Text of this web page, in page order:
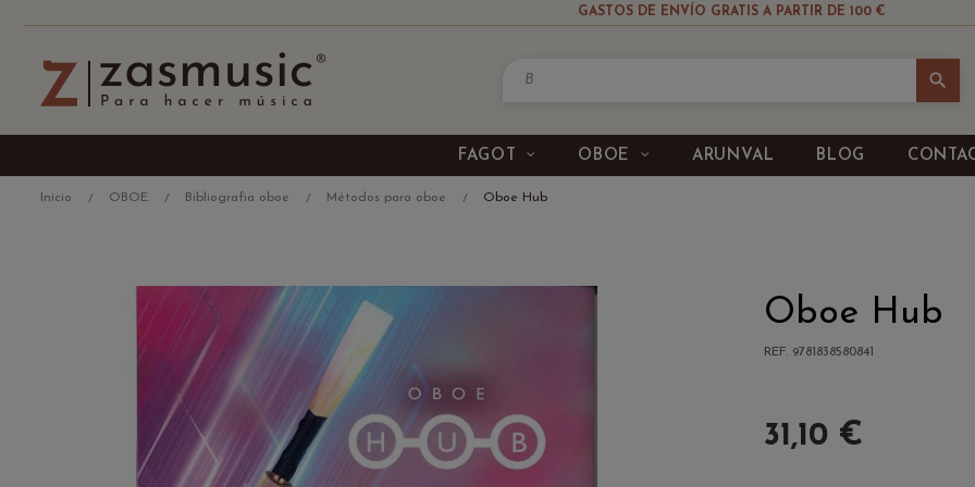
GASTOS DE ENVÍO GRATIS A PARTIR DE 100 €
search
FAGOT OBOE ARUNVAL BLOG
Inicio OBOE Bibliografia oboe Métodos para oboe Oboe Hub
Oboe Hub
REF. 9781838580841
31,10 €